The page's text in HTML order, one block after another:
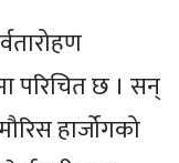
परिचित छ । सन्
हार्जोगको